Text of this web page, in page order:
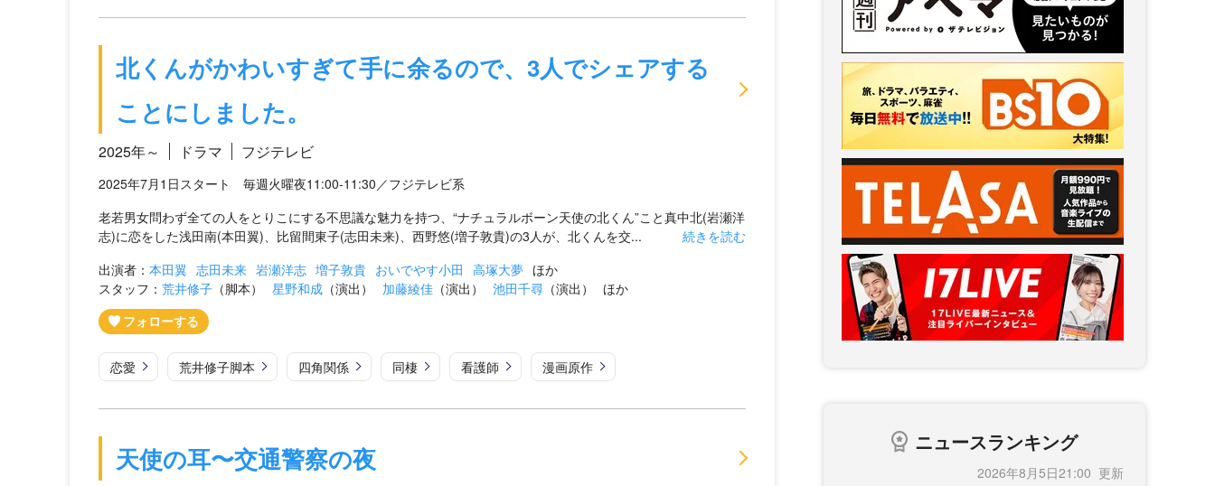
北くんがかわいすぎて手に余るので、3人でシェアする
ことにしました。
2025年～ ドラマ フジテレビ
2025年7月1日スタート 毎週火曜夜11:00-11:30／フジテレビ系
老若男女問わず全ての人をとりこにする不思議な魅力を持つ、“ナチュラルボーン天使の北くん”こと真中北(岩瀬洋
志)に恋をした浅田南(本田翼)、比留間東子(志田未来)、西野悠(増子敦貴)の3人が、北くんを交...
続きを読む
出演者： 本田翼 志田未来 岩瀬洋志 増子敦貴 おいでやす小田 高塚大夢 ほか
スタッフ： 荒井修子 （脚本） 星野和成 （演出） 加藤綾佳 （演出） 池田千尋 （演出） ほか
恋愛 荒井修子脚本 四角関係 同棲 看護師 漫画原作
天使の耳〜交通警察の夜
ニュースランキング
2026年8月5日21:00